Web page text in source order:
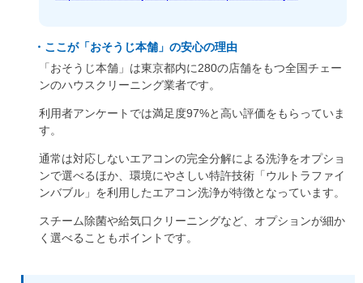
・ここが「おそうじ本舗」の安心の理由
「おそうじ本舗」は東京都内に280の店舗をもつ全国チェー
ンのハウスクリーニング業者です。
利用者アンケートでは満足度97%と高い評価をもらっていま
す。
通常は対応しないエアコンの完全分解による洗浄をオプショ
ンで選べるほか、環境にやさしい特許技術「ウルトラファイ
ンバブル」を利用したエアコン洗浄が特徴となっています。
スチーム除菌や給気口クリーニングなど、オプションが細か
く選べることもポイントです。